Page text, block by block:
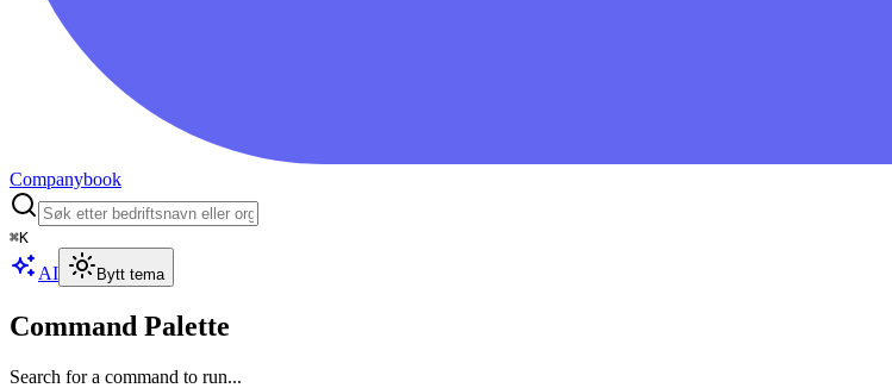
Companybook
⌘K
AI Bytt tema
Command Palette
Search for a command to run...